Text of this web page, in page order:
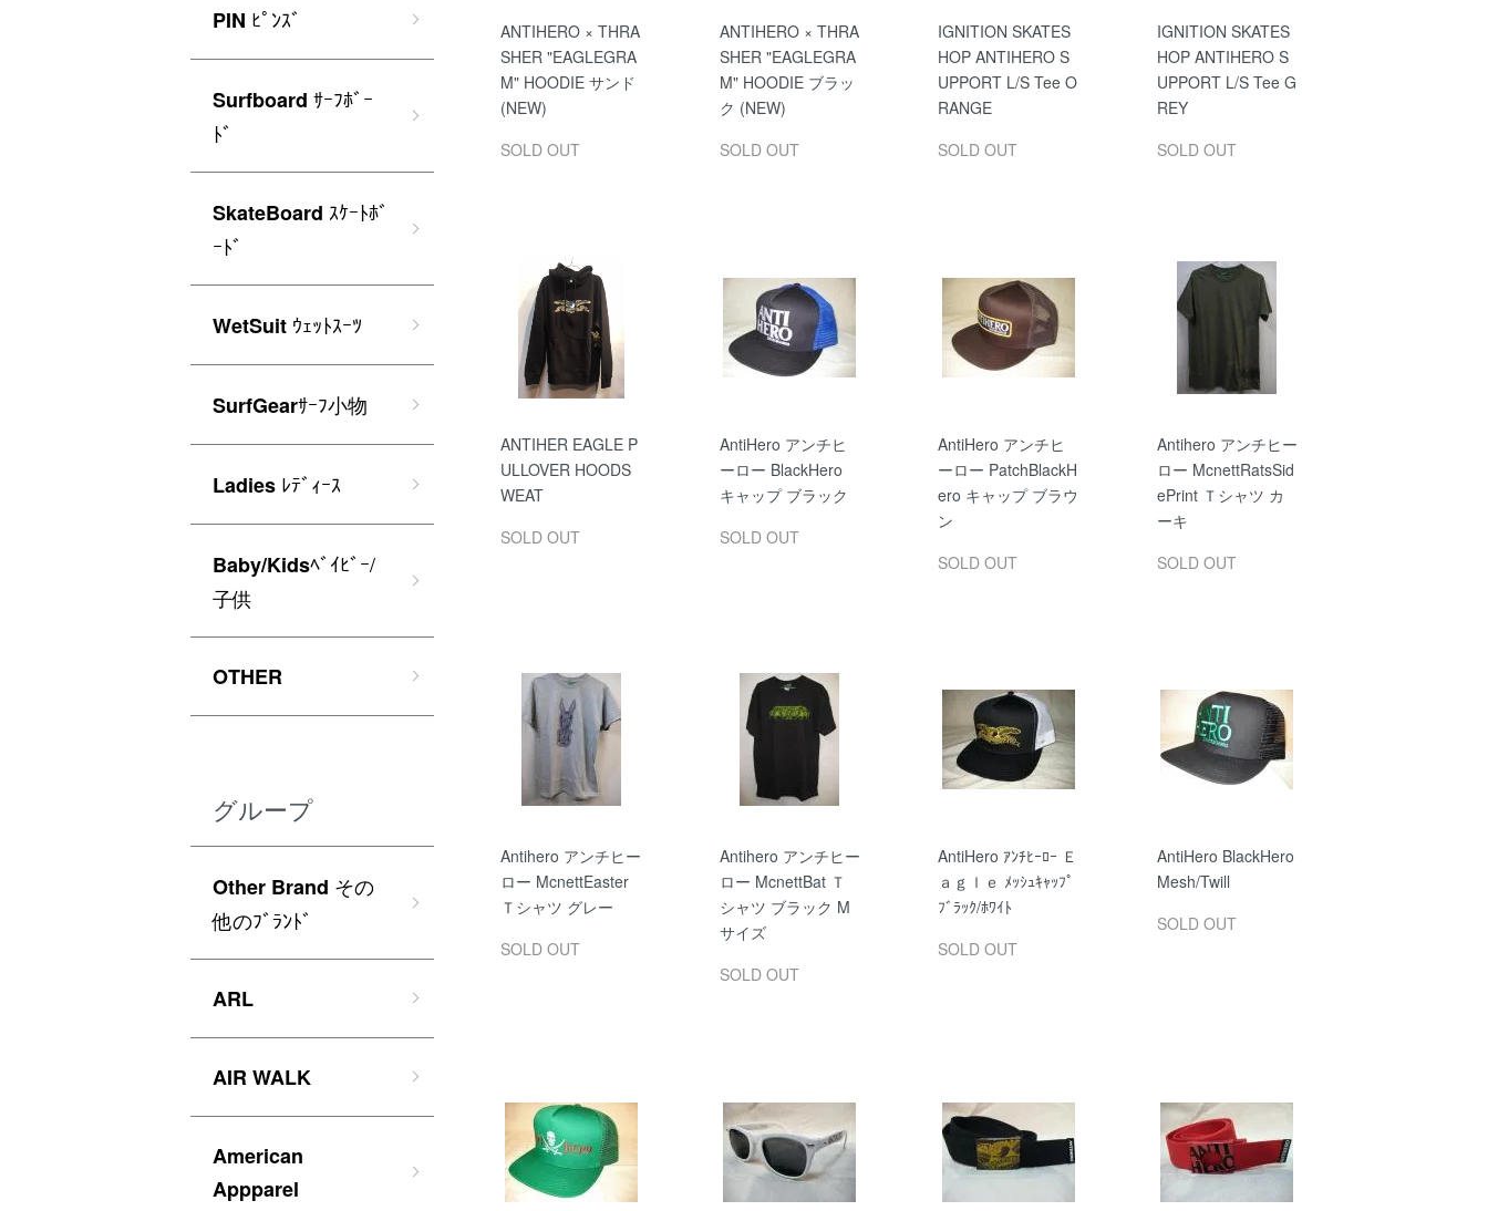
ANTIHERO × THRA
SHER "EAGLEGRA
M" HOODIE サンド
(NEW)
SOLD OUT
ANTIHERO × THRA
SHER "EAGLEGRA
M" HOODIE ブラッ
ク (NEW)
SOLD OUT
IGNITION SKATES
HOP ANTIHERO S
UPPORT L/S Tee O
RANGE
SOLD OUT
IGNITION SKATES
HOP ANTIHERO S
UPPORT L/S Tee G
REY
SOLD OUT
ANTIHER EAGLE P
ULLOVER HOODS
WEAT
SOLD OUT
AntiHero アンチヒ
ーロー BlackHero
キャップ ブラック
SOLD OUT
AntiHero アンチヒ
ーロー PatchBlackH
ero キャップ ブラウ
ン
SOLD OUT
Antihero アンチヒー
ロー McnettRatsSid
ePrint Ｔシャツ カ
ーキ
SOLD OUT
Antihero アンチヒー
ロー McnettEaster
Ｔシャツ グレー
SOLD OUT
Antihero アンチヒー
ロー McnettBat Ｔ
シャツ ブラック M
サイズ
SOLD OUT
AntiHero ｱﾝﾁﾋｰﾛｰ Ｅ
ａｇｌｅ ﾒｯｼｭｷｬｯﾌﾟ
ﾌﾞﾗｯｸ/ﾎﾜｲﾄ
SOLD OUT
AntiHero BlackHero
Mesh/Twill
SOLD OUT
PIN ﾋﾟﾝｽﾞ
Surfboard ｻｰﾌﾎﾞｰ
ﾄﾞ
SkateBoard ｽｹｰﾄﾎﾞ
ｰﾄﾞ
WetSuit ｳｪｯﾄｽｰﾂ
SurfGearｻｰﾌ小物
Ladies ﾚﾃﾞｨｰｽ
Baby/Kidsﾍﾞｲﾋﾞｰ/
子供
OTHER
グループ
Other Brand その
他のﾌﾞﾗﾝﾄﾞ
ARL
AIR WALK
American
Appparel